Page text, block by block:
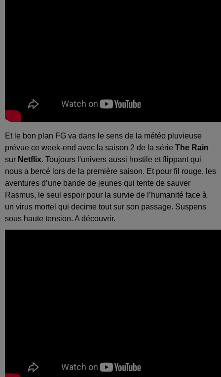
Et le bon plan FG va dans le sens de la météo pluvieuse
prévue ce week-end avec la saison 2 de la série The Rain
sur Netflix. Toujours l'univers aussi hostile et flippant qui
nous a bercé lors de la première saison. Et pour fil rouge, les
aventures d’une bande de jeunes qui tente de sauver
Rasmus, le seul espoir pour la survie de l’humanité face à
un virus mortel qui decime tout sur son passage. Suspens
sous haute tension. A découvrir.